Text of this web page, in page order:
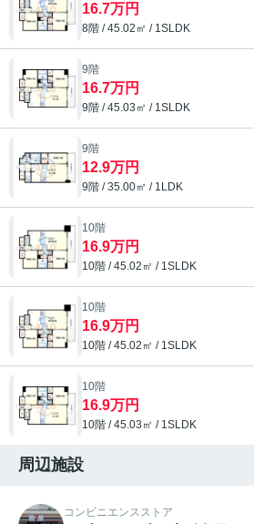
16.7万円
8階 / 45.02㎡ / 1SLDK
9階
16.7万円
9階 / 45.03㎡ / 1SLDK
9階
12.9万円
9階 / 35.00㎡ / 1LDK
10階
16.9万円
10階 / 45.02㎡ / 1SLDK
10階
16.9万円
10階 / 45.02㎡ / 1SLDK
10階
16.9万円
10階 / 45.03㎡ / 1SLDK
周辺施設
コンビニエンスストア